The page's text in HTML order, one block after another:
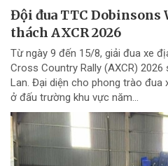
Đội đua TTC
thách AXCR 2026
Từ ngày 9 đến 15/8, giải đua xe
Cross Country Rally (AXCR)
Lan. Đại diện cho phong trào đua
ở đấu trường khu vực năm...